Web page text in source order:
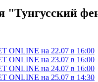
"Тунгусский
на 22.07 в 16:00
на 23.07 в 16:00
на 24.07 в 16:00
на 25.07 в 14:30